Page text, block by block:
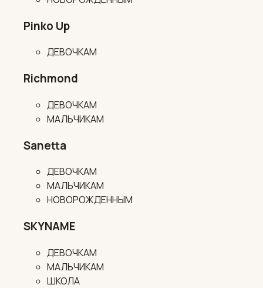
Pinko Up
ДЕВОЧКАМ
Richmond
ДЕВОЧКАМ
МАЛЬЧИКАМ
Sanetta
ДЕВОЧКАМ
МАЛЬЧИКАМ
НОВОРОЖДЕННЫМ
SKYNAME
ДЕВОЧКАМ
МАЛЬЧИКАМ
ШКОЛА